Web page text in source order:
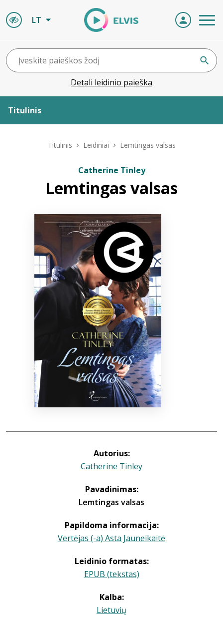
LT
Detali leidinio paieška
Titulinis
ELVIS atvyksta
Naujienos
Bibliotekoms
+370 667 80 541
info@elvislab.lt
Titulinis Leidiniai Lemtingas valsas
Catherine Tinley
Lemtingas valsas
Autorius:
Catherine Tinley
Pavadinimas:
Lemtingas valsas
Papildoma informacija:
Vertėjas (-a) Asta Jauneikaitė
Leidinio formatas:
EPUB (tekstas)
Kalba:
Lietuvių